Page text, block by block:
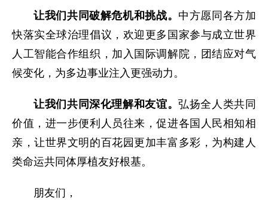
让我们共同破解危机和挑战。 中方愿同各方加
快落实全球治理倡议，欢迎更多国家参与成立世界
人工智能合作组织，加入国际调解院，团结应对气
候变化，为多边事业注入更强动力。
让我们共同深化理解和友谊。 弘扬全人类共同
价值，进一步便利人员往来，促进各国人民相知相
亲，让世界文明的百花园更加丰富多彩，为构建人
类命运共同体厚植友好根基。
朋友们，